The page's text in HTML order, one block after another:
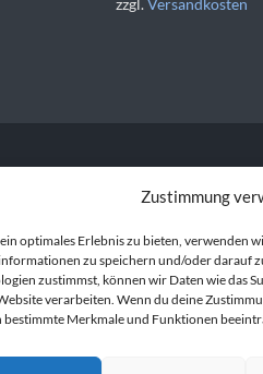
Zustimmung
optimales Erlebnis zu bieten, verwenden
zu speichern und/oder darauf
zustimmst, können wir Daten wie das
verarbeiten. Wenn du deine
bestimmte Merkmale und Funktionen
zzgl.Versandkosten
personalisierte
Produkt. Gemeinsam